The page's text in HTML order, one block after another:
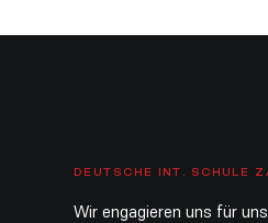
DEUTSCHE INT. SCHULE
Wir engagieren uns für